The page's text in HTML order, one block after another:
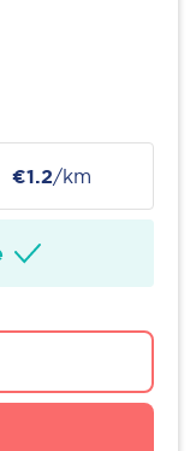
€1.2/km